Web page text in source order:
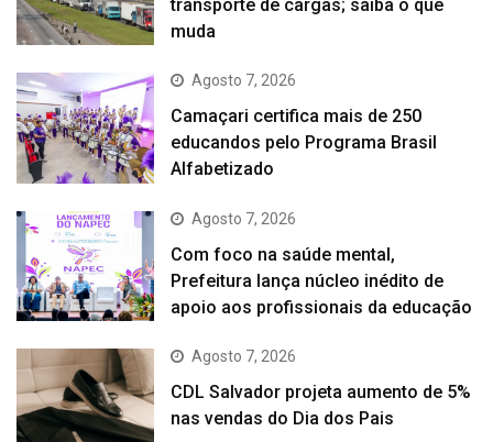
transporte de cargas; saiba o que
muda
Agosto 7, 2026
Camaçari certifica mais de 250
educandos pelo Programa Brasil
Alfabetizado
Agosto 7, 2026
Com foco na saúde mental,
Prefeitura lança núcleo inédito de
apoio aos profissionais da educação
Agosto 7, 2026
CDL Salvador projeta aumento de 5%
nas vendas do Dia dos Pais